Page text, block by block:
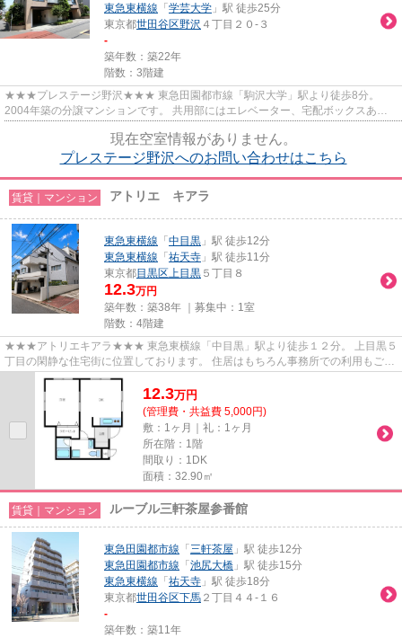
東急東横線 「 学芸大学 」駅 徒歩25分
東京都世田谷区野沢 ４丁目２０-３
-
築年数：築22年
階数：3階建
★★★プレステージ野沢★★★ 東急田園都市線「駒沢大学」駅より徒歩8分。
2004年築の分譲マンションです。 共用部にはエレベーター、宅配ボックスあ
現在空室情報がありません。
プレステージ野沢へのお問い合わせはこちら
賃貸｜マンション アトリエ キアラ
東急東横線 「 中目黒 」駅 徒歩12分
東急東横線 「 祐天寺 」駅 徒歩11分
東京都目黒区上目黒 ５丁目８
12.3万円
築年数：築38年 ｜募集中： 1室
階数：4階建
★★★アトリエキアラ★★★ 東急東横線「中目黒」駅より徒歩１２分。 上目黒５
丁目の閑静な住宅街に位置しております。 住居はもちろん事務所での利用もご相
談可能です。
12.3万円
(管理費・共益費 5,000円)
敷：1ヶ月｜礼：1ヶ月
所在階：1階
間取り：1DK
面積：32.90㎡
賃貸｜マンション ルーブル三軒茶屋参番館
東急田園都市線 「 三軒茶屋 」駅 徒歩12分
東急田園都市線 「 池尻大橋 」駅 徒歩15分
東急東横線 「 祐天寺 」駅 徒歩18分
東京都世田谷区下馬 ２丁目４４-１６
-
築年数：築11年